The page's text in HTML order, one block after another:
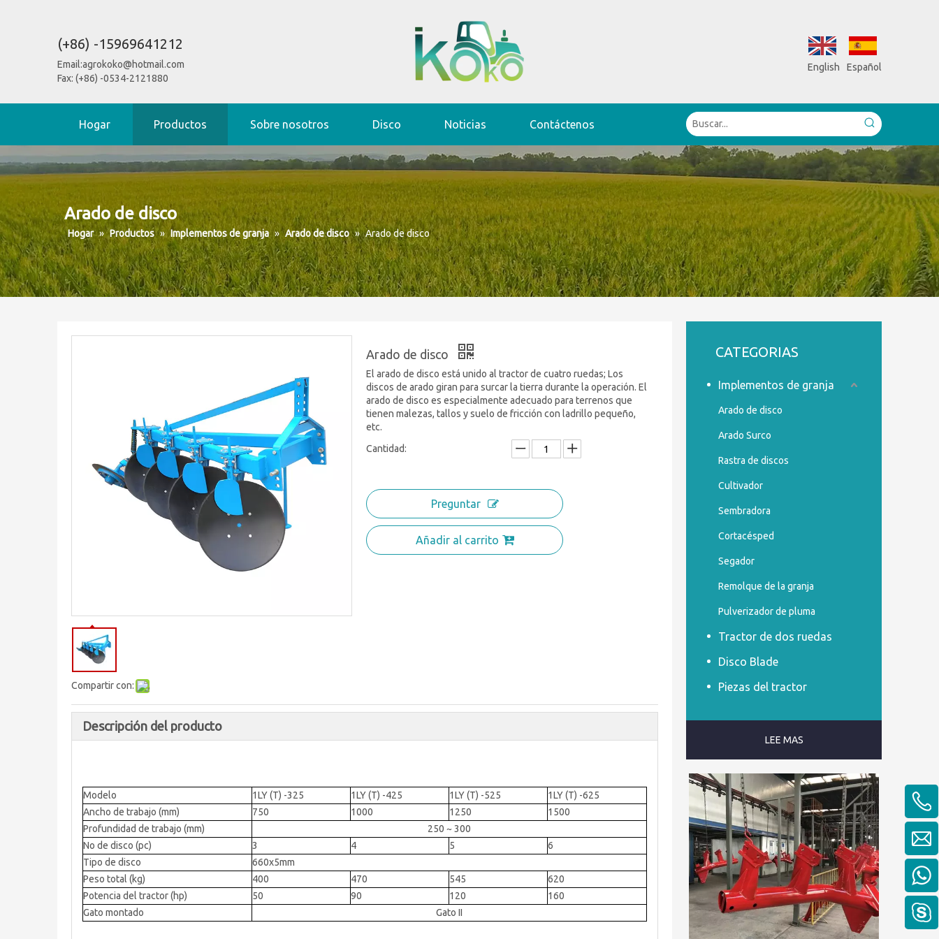
(+86) -15969641212
Email:agrokoko@hotmail.com
Fax: (+86) -0534-2121880
English Español
Hogar Productos Sobre nosotros Disco Noticias Contáctenos
Arado de disco
Hogar » Productos » Implementos de granja » Arado de disco » Arado de disco
Compartir con:
Arado de disco
El arado de disco está unido al tractor de cuatro ruedas; Los
discos de arado giran para surcar la tierra durante la operación. El
arado de disco es especialmente adecuado para terrenos que
tienen malezas, tallos y suelo de fricción con ladrillo pequeño,
etc.
Cantidad:
Preguntar
Añadir al carrito
Descripción del producto
Modelo 1LY (T) -325 1LY (T) -425 1LY (T) -525
1LY (T) -625
Ancho de trabajo (mm)
750 1000 1250
1500
Profundidad de trabajo (mm)
250 ~ 300
No de disco (pc)
3 4 5
6
Tipo de disco
660x5mm
Peso total (kg)
400 470 545
620
Potencia del tractor (hp)
50 90 120
160
Gato montado
Gato II
CATEGORIAS
Implementos de granja
Arado de disco
Arado Surco
Rastra de discos
Cultivador
Sembradora
Cortacésped
Segador
Remolque de la granja
Pulverizador de pluma
Tractor de dos ruedas
Disco Blade
Piezas del tractor
LEE MAS